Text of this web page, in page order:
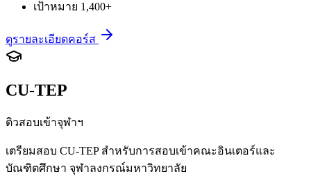
เป้าหมาย 1,400+
ดูรายละเอียดคอร์ส
CU-TEP
ติวสอบเข้าจุฬาฯ
เตรียมสอบ CU-TEP สำหรับการสอบเข้าคณะอินเตอร์และ
บัณฑิตศึกษา จุฬาลงกรณ์มหาวิทยาลัย